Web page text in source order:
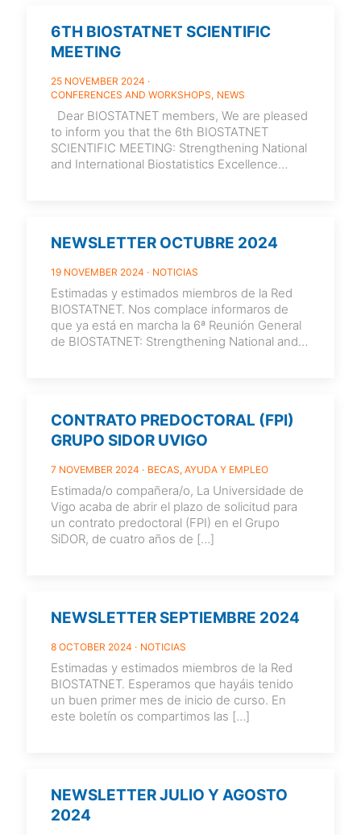
6TH BIOSTATNET SCIENTIFIC
MEETING
25 NOVEMBER 2024
CONFERENCES AND WORKSHOPS NEWS
Dear BIOSTATNET members, We are pleased
to inform you that the 6th BIOSTATNET
SCIENTIFIC MEETING: Strengthening National
and International Biostatistics Excellence
NEWSLETTER OCTUBRE 2024
19 NOVEMBER 2024 NOTICIAS
Estimadas y estimados miembros de la Red
BIOSTATNET. Nos complace informaros de
que ya está en marcha la 6ª Reunión General
de BIOSTATNET: Strengthening National and
CONTRATO PREDOCTORAL (FPI)
GRUPO SIDOR UVIGO
7 NOVEMBER 2024 BECAS, AYUDA Y EMPLEO
Estimada/o compañera/o, La Universidade de
Vigo acaba de abrir el plazo de solicitud para
un contrato predoctoral (FPI) en el Grupo
SiDOR, de cuatro años de […]
NEWSLETTER SEPTIEMBRE 2024
8 OCTOBER 2024 NOTICIAS
Estimadas y estimados miembros de la Red
BIOSTATNET. Esperamos que hayáis tenido
un buen primer mes de inicio de curso. En
este boletín os compartimos las […]
NEWSLETTER JULIO Y AGOSTO
2024